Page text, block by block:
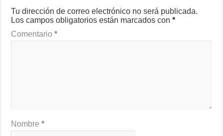
Tu dirección de correo electrónico no será publicada.
Los campos obligatorios están marcados con*
Comentario*
Nombre*